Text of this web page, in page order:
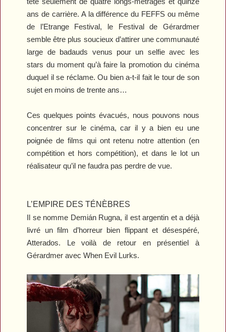
ans de carrière. A la différence du FEFFS ou même
de l’Etrange Festival, le Festival de Gérardmer
semble être plus soucieux d’attirer une communauté
large de badauds venus pour un selfie avec les
stars du moment qu’à faire la promotion du cinéma
duquel il se réclame. Ou bien a-t-il fait le tour de son
sujet en moins de trente ans…
Ces quelques points évacués, nous pouvons nous
concentrer sur le cinéma, car il y a bien eu une
poignée de films qui ont retenu notre attention (en
compétition et hors compétition), et dans le lot un
réalisateur qu’il ne faudra pas perdre de vue.
L’EMPIRE DES TÉNÈBRES
Il se nomme Demián Rugna, il est argentin et a déjà
livré un film d’horreur bien flippant et désespéré,
Atterados. Le voilà de retour en présentiel à
Gérardmer avecWhen Evil Lurks.